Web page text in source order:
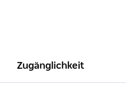
Zugänglichkeit